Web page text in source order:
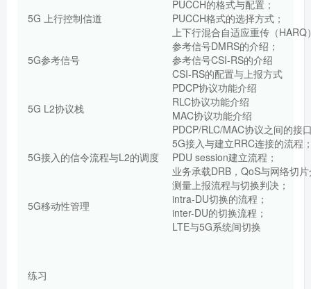
5G 上行控制信道
PUCCH的格式与配置；
PUCCH格式的选择方式；
上下行混合自适应重传（HARQ
5G参考信号
参考信号DMRS的介绍；
参考信号CSI-RS的介绍
CSI-RS的配置与上报方式
5G L2协议栈
PDCP协议功能介绍
RLC协议功能介绍
MAC协议功能介绍
PDCP/RLC/MAC协议之间的接
5G接入的信令流程与L2的调度
5G接入与建立RRC连接的流程
PDU session建立流程；
业务承载DRB，QoS与网络切
5G移动性管理
测量上报流程与切换判决；
intra-DU切换的流程；
inter-DU的切换流程；
LTE与5G系统间切换
练习